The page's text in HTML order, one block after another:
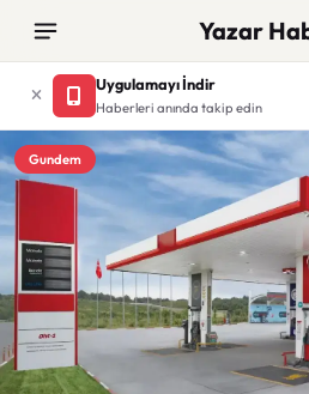
Yazar
Uygulamayı İndir
Haberleri anında takip edin
Gundem